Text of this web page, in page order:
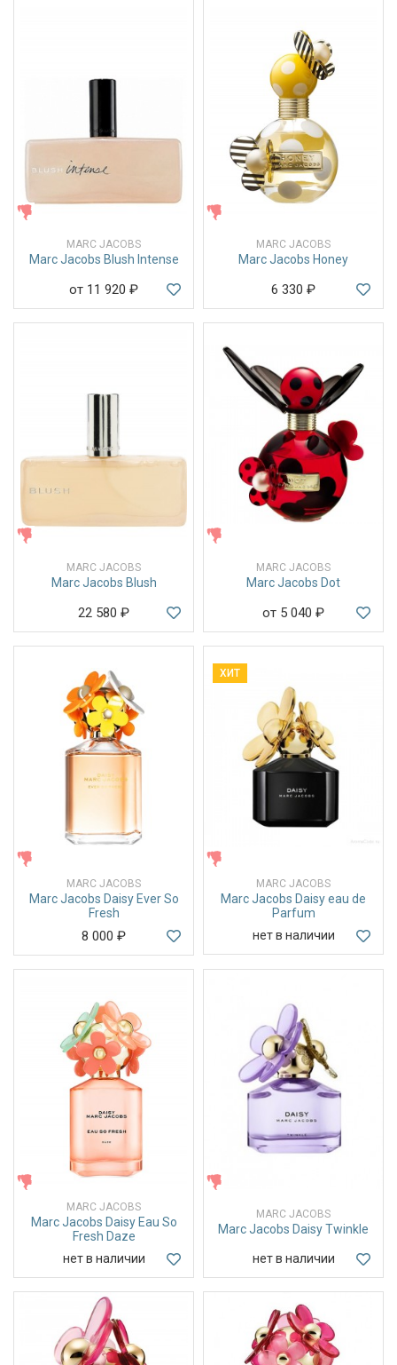
MARC JACOBS
Marc Jacobs Blush Intense
от 11 920 ₽
MARC JACOBS
Marc Jacobs Honey
6 330 ₽
MARC JACOBS
Marc Jacobs Blush
22 580 ₽
MARC JACOBS
Marc Jacobs Dot
от 5 040 ₽
MARC JACOBS
Marc Jacobs Daisy Ever So
Fresh
8 000 ₽
ХИТ
MARC JACOBS
Marc Jacobs Daisy eau de
Parfum
нет в наличии
ЖЕНСКИЕ
MARC JACOBS
Marc Jacobs Daisy Eau So
Fresh Daze
нет в наличии
MARC JACOBS
Marc Jacobs Daisy Twinkle
нет в наличии